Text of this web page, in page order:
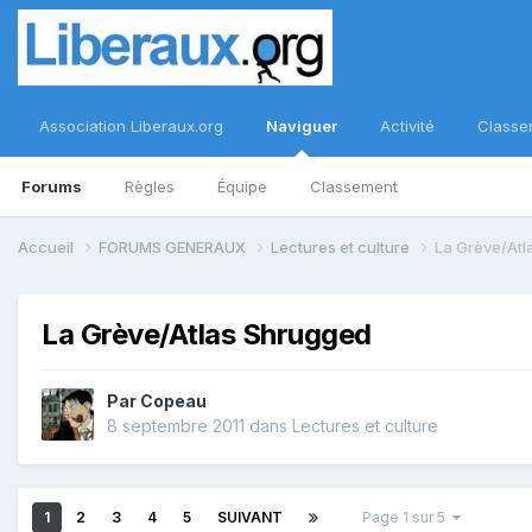
Association Liberaux.org Naviguer
Forums Règles Équipe Classement
Activité
Accueil FORUMS GENERAUX Lectures et culture La Grève/
La Grève/Atlas Shrugged
Par Copeau
8 septembre 2011 dans Lectures et culture
1 2 3 4 5 SUIVANT Page 1 sur 5